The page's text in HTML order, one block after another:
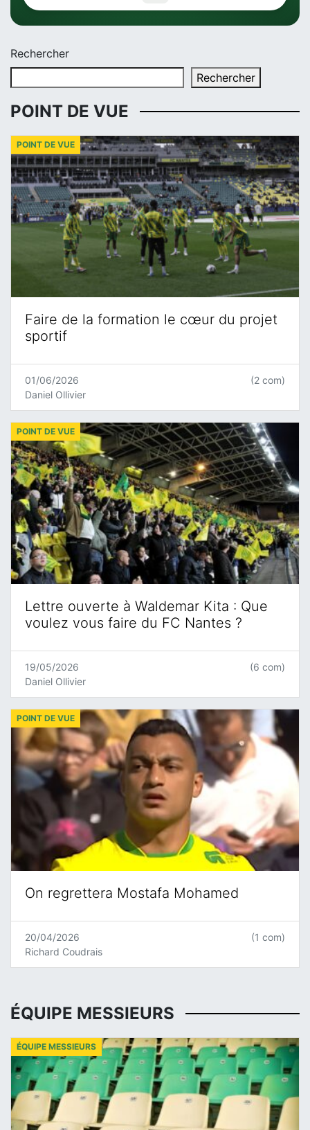
Rechercher
Rechercher
POINT DE VUE
Faire de la formation le cœur du projet
sportif
POINT DE VUE
01/06/2026
Daniel Ollivier
(2 com)
Lettre ouverte à Waldemar Kita : Que
voulez vous faire du FC Nantes ?
POINT DE VUE
19/05/2026
Daniel Ollivier
(6 com)
On regrettera Mostafa Mohamed
POINT DE VUE
20/04/2026
Richard Coudrais
(1 com)
ÉQUIPE MESSIEURS
ÉQUIPE MESSIEURS